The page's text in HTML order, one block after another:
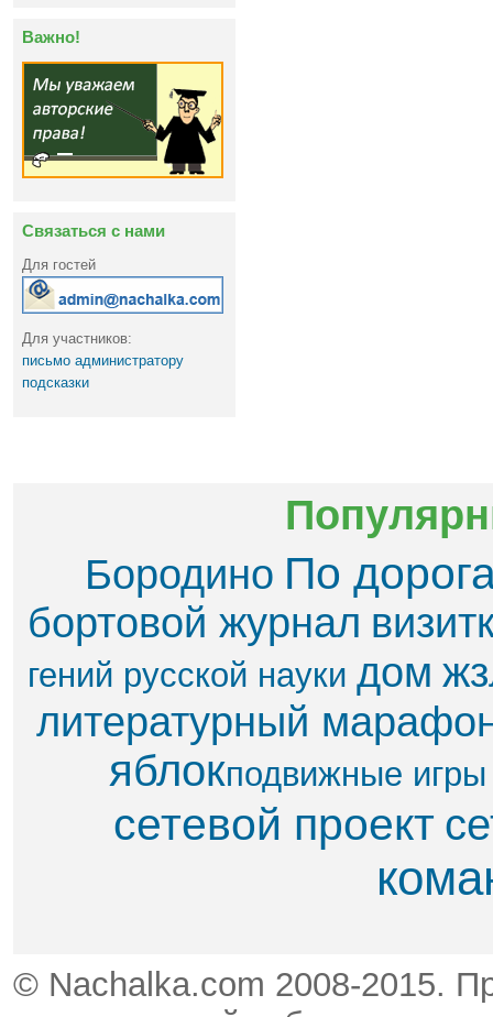
Важно!
Связаться с нами
Для гостей
Для участников:
письмо администратору
подсказки
Бородино По
бортовой журнал
гений русской науки дом
литературный
яблок​подвижные игры
сетевой проект
© Nachalka.com 2008-2015.